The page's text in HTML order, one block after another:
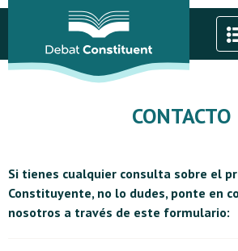
CONTACTO
Si tienes cualquier consulta sobre el
Constituyente, no lo dudes, ponte en
nosotros a través de este formulario: